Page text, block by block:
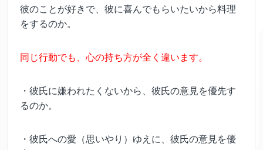
彼のことが好きで、彼に喜んでもらいたいから料理
をするのか。
同じ行動でも、心の持ち方が全く違います。
・彼氏に嫌われたくないから、彼氏の意見を優先す
るのか。
・彼氏への愛（思いやり）ゆえに、彼氏の意見を優